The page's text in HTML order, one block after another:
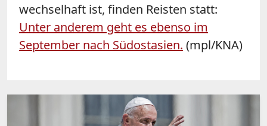
wechselhaft ist, finden Reisten statt:
Unter anderem geht es ebenso im
September nach Südostasien. (mpl/KNA)